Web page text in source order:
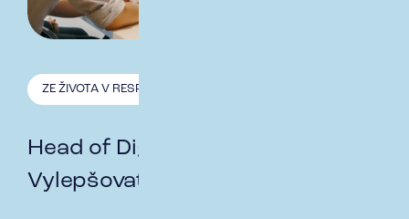
ZE ŽIVOTA V RESPECT
Head of Digital & Innovation:
Vylepšovat všechno, co jde